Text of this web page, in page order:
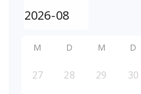
M D M D
27 28 29 30